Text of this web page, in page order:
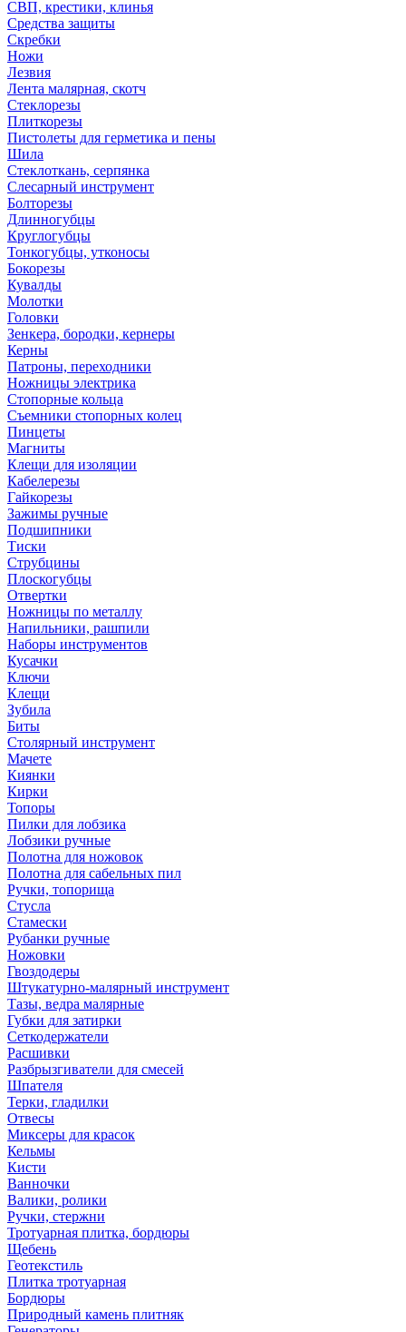
СВП, крестики, клинья
Средства защиты
Скребки
Ножи
Лезвия
Лента малярная, скотч
Стеклорезы
Плиткорезы
Пистолеты для герметика и пены
Шила
Стеклоткань, серпянка
Слесарный инструмент
Болторезы
Длинногубцы
Круглогубцы
Тонкогубцы, утконосы
Бокорезы
Кувалды
Молотки
Головки
Зенкера, бородки, кернеры
Керны
Патроны, переходники
Ножницы электрика
Стопорные кольца
Съемники стопорных колец
Пинцеты
Магниты
Клещи для изоляции
Кабелерезы
Гайкорезы
Зажимы ручные
Подшипники
Тиски
Струбцины
Плоскогубцы
Отвертки
Ножницы по металлу
Напильники, рашпили
Наборы инструментов
Кусачки
Ключи
Клещи
Зубила
Биты
Столярный инструмент
Мачете
Киянки
Кирки
Топоры
Пилки для лобзика
Лобзики ручные
Полотна для ножовок
Полотна для сабельных пил
Ручки, топорища
Стусла
Стамески
Рубанки ручные
Ножовки
Гвоздодеры
Штукатурно-малярный инструмент
Тазы, ведра малярные
Губки для затирки
Сеткодержатели
Расшивки
Разбрызгиватели для смесей
Шпателя
Терки, гладилки
Отвесы
Миксеры для красок
Кельмы
Кисти
Ванночки
Валики, ролики
Ручки, стержни
Тротуарная плитка, бордюры
Щебень
Геотекстиль
Плитка тротуарная
Бордюры
Природный камень плитняк